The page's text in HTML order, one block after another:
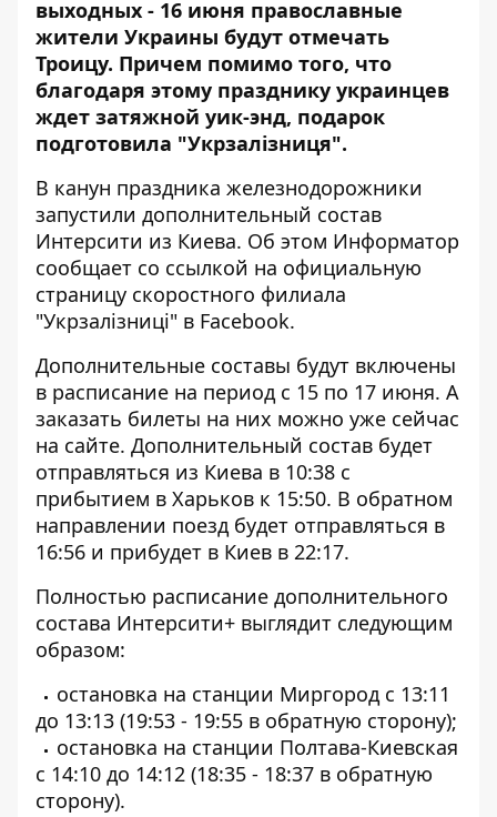
выходных - 16 июня православные
жители Украины будут отмечать
Троицу. Причем помимо того, что
благодаря этому празднику украинцев
ждет затяжной уик-энд, подарок
подготовила "Укрзалізниця".
В канун праздника железнодорожники
запустили дополнительный состав
Интерсити из Киева. Об этом Информатор
сообщает со ссылкой на официальную
страницу скоростного филиала
"Укрзалізниці" в Facebook.
Дополнительные составы будут включены
в расписание на период с 15 по 17 июня. А
заказать билеты на них можно уже сейчас
на сайте. Дополнительный состав будет
отправляться из Киева в 10:38 с
прибытием в Харьков к 15:50. В обратном
направлении поезд будет отправляться в
16:56 и прибудет в Киев в 22:17.
Полностью расписание дополнительного
состава Интерсити+ выглядит следующим
образом:
остановка на станции Миргород с 13:11
до 13:13 (19:53 - 19:55 в обратную сторону);
остановка на станции Полтава-Киевская
с 14:10 до 14:12 (18:35 - 18:37 в обратную
сторону).